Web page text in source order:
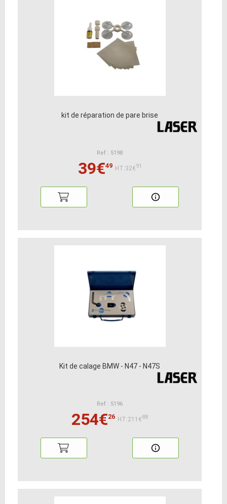
kit de réparation de pare brise
Ref : 5198
39€49 HT:32€91
Kit de calage BMW - N47 - N47S
Ref : 5196
254€26 HT:211€88